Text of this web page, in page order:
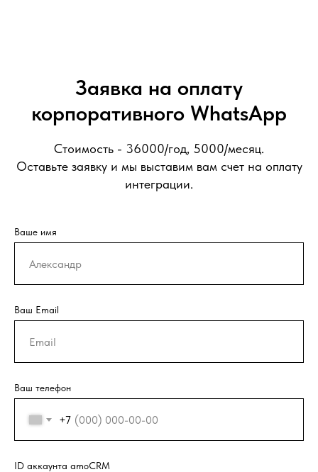
Заявка на оплату
корпоративного WhatsApp
Стоимость - 36000/год, 5000/месяц.
Оставьте заявку и мы выставим вам счет на оплату
интеграции.
Ваше имя
Ваш Email
Ваш телефон
+7
ID аккаунта amoCRM